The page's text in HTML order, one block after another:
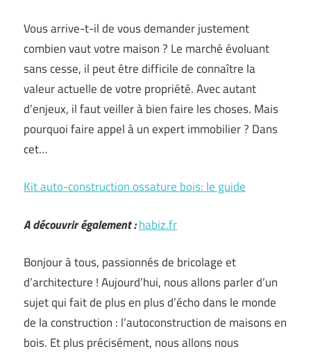
Vous arrive-t-il de vous demander justement
combien vaut votre maison ? Le marché évoluant
sans cesse, il peut être difficile de connaître la
valeur actuelle de votre propriété. Avec autant
d’enjeux, il faut veiller à bien faire les choses. Mais
pourquoi faire appel à un expert immobilier ? Dans
cet…
Kit auto-construction ossature bois: le guide
A découvrir également :habiz.fr
Bonjour à tous, passionnés de bricolage et
d’architecture ! Aujourd’hui, nous allons parler d’un
sujet qui fait de plus en plus d’écho dans le monde
de la construction : l’autoconstruction de maisons en
bois. Et plus précisément, nous allons nous